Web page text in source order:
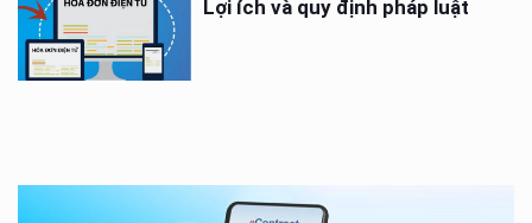
Lợi ích và quy định pháp luật